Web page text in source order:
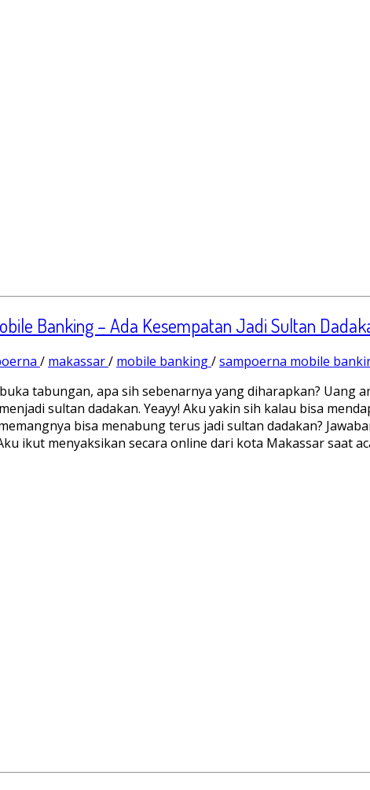
Banking – Ada Kesempatan Jadi Sultan
/ makassar/ mobile banking/sampoerna mobile
tabungan, apa sih sebenarnya yang diharapkan? Uang
sultan dadakan. Yeayy! Aku yakin sih kalau bisa
bisa menabung terus jadi sultan dadakan?
ikut menyaksikan secara online dari kota Makassar saat